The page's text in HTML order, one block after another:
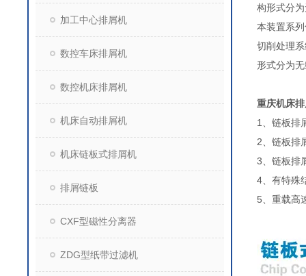
加工中心排屑机
数控车床排屑机
数控机床排屑机
机床自动排屑机
机床链板式排屑机
排屑链板
CXF型磁性分离器
ZDG型纸带过滤机
构形式分
本装置系
切削处理
形式分为
重庆机床
1、链板排
2、链板排
3、链板排
4、有特殊
5、重载高